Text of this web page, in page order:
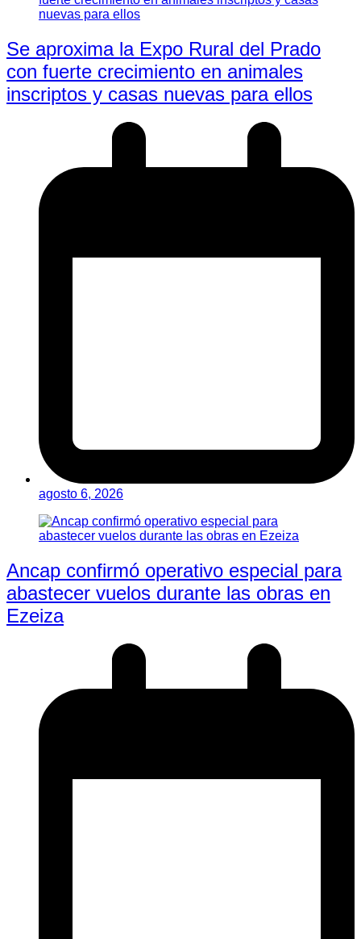
Se aproxima la Expo Rural del Prado
con fuerte crecimiento en animales
inscriptos y casas nuevas para ellos
agosto 6, 2026
Ancap confirmó operativo especial para
abastecer vuelos durante las obras en
Ezeiza